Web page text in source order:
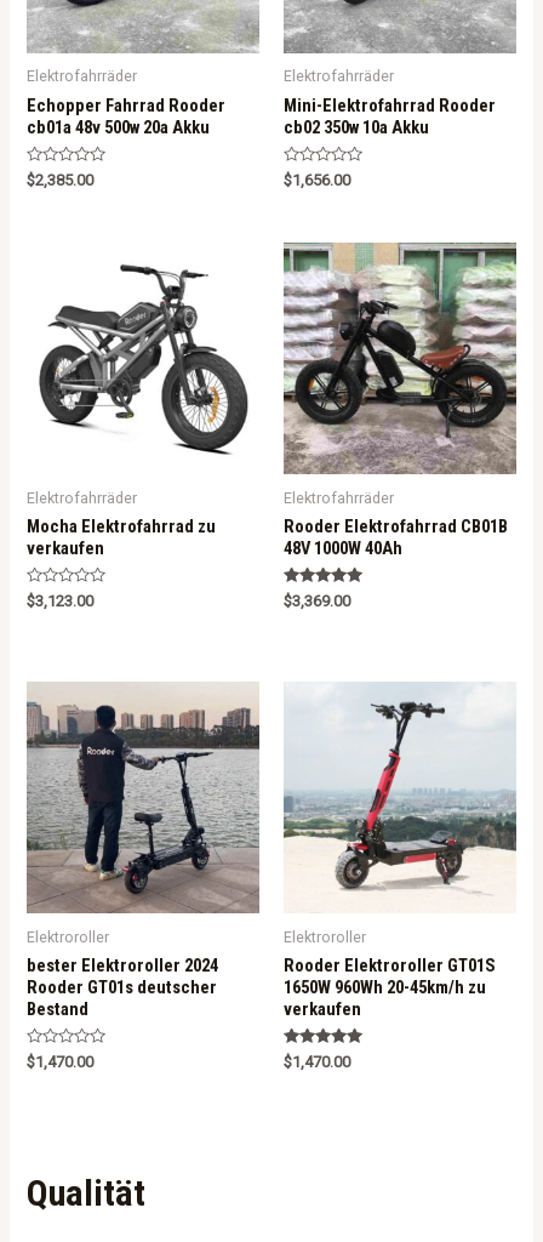
Elektrofahrräder
Echopper Fahrrad Rooder
cb01a 48v 500w 20a Akku
R
a
$2,385.00
Elektrofahrräder
Mini-Elektrofahrrad Rooder
cb02 350w 10a Akku
R
a
0
o
u
t
o
f
5
$1,656.00
Elektrofahrräder
Mocha Elektrofahrrad zu
verkaufen
R
a
o
u
t
o
f
$3,123.00
Elektrofahrräder
Rooder Elektrofahrrad CB01B
48V 1000W 40Ah
Rated
5.00
$3,369.00
Elektroroller
bester Elektroroller 2024
Rooder GT01s deutscher
Bestand
R
a
o
f
$1,470.00
Elektroroller
Rooder Elektroroller GT01S
1650W 960Wh 20-45km/h zu
verkaufen
Rated
5.00
$1,470.00
Qualität